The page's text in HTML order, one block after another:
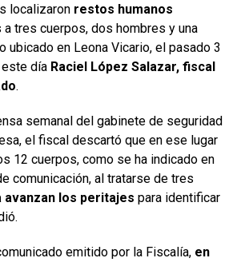
localizaron restos humanos
tres cuerpos, dos hombres y una
ubicado en Leona Vicario, el pasado 3
día Raciel López Salazar, fiscal
.
semanal del gabinete de seguridad
el fiscal descartó que en ese lugar
12 cuerpos, como se ha indicado en
comunicación, al tratarse de tres
avanzan los peritajes para identificar
emitido por la Fiscalía, en